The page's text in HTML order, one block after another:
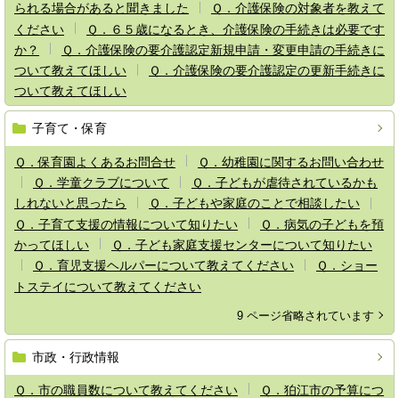
られる場合があると聞きました
Ｑ．介護保険の対象者を教えて
ください
Ｑ．６５歳になるとき、介護保険の手続きは必要です
か？
Ｑ．介護保険の要介護認定新規申請・変更申請の手続きに
ついて教えてほしい
Ｑ．介護保険の要介護認定の更新手続きに
ついて教えてほしい
子育て・保育
Ｑ．保育園よくあるお問合せ
Ｑ．幼稚園に関するお問い合わせ
Ｑ．学童クラブについて
Ｑ．子どもが虐待されているかも
しれないと思ったら
Ｑ．子どもや家庭のことで相談したい
Ｑ．子育て支援の情報について知りたい
Ｑ．病気の子どもを預
かってほしい
Ｑ．子ども家庭支援センターについて知りたい
Ｑ．育児支援ヘルパーについて教えてください
Ｑ．ショー
トステイについて教えてください
9 ページ省略されています
市政・行政情報
Ｑ．市の職員数について教えてください
Ｑ．狛江市の予算につ